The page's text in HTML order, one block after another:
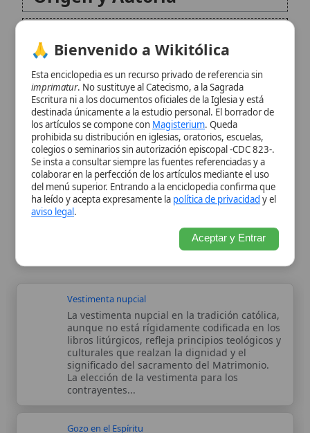
Indulgencias
Conclusión
Citas y referencias
Modificado el 28 de septiembre de 2025 •FideScore™ 8.56• 126
visitas • Citar este artículo•Paq. Scorm (LMS)•Sugerir mejora
Compartir artículo •Imprimir artículo•Generar QR•Instalar
aplicación
Vestimenta nupcial
La vestimenta nupcial en la tradición católica,
aunque no está rígidamente codificada en los
culturales que realzan la dignidad y el
significado del sacramento del Matrimonio.
contrayentes...
Gozo en el Espíritu
El gozo en el Espíritu es la alegría profunda y
duradera que el Espíritu Santo infunde en el
corazón del cristiano, distinguida de los
placeres pasajeros del mundo. Se presenta
como uno de los frutos del Espíritu Santo
enumerados por...
Escritura ni a los documentos oficiales de la Iglesia y está
destinada únicamente a la estudio personal. El borrador de
colegios o seminarios sin autorización episcopal -CDC 823-.
Se insta a consultar siempre las fuentes referenciadas y a
colaborar en la perfección de los artículos mediante el uso
del menú superior. Entrando a la enciclopedia confirma que
ha leído y acepta expresamente lapolítica de privacidady el
aviso legal
Aceptar y Entrar